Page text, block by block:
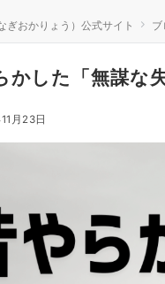
ぎおかりょう）公式サイト ブ
かした「無謀な
月23日